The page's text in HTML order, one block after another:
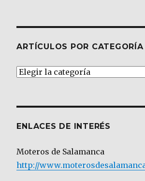
ARTÍCULOS POR CATEGORÍA
Artículos
ENLACES DE INTERÉS
Moteros de Salamanca
http://